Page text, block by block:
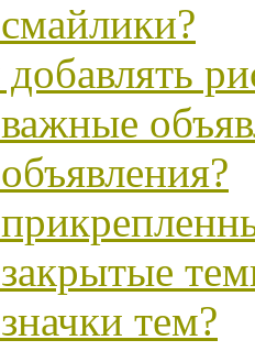
тем?